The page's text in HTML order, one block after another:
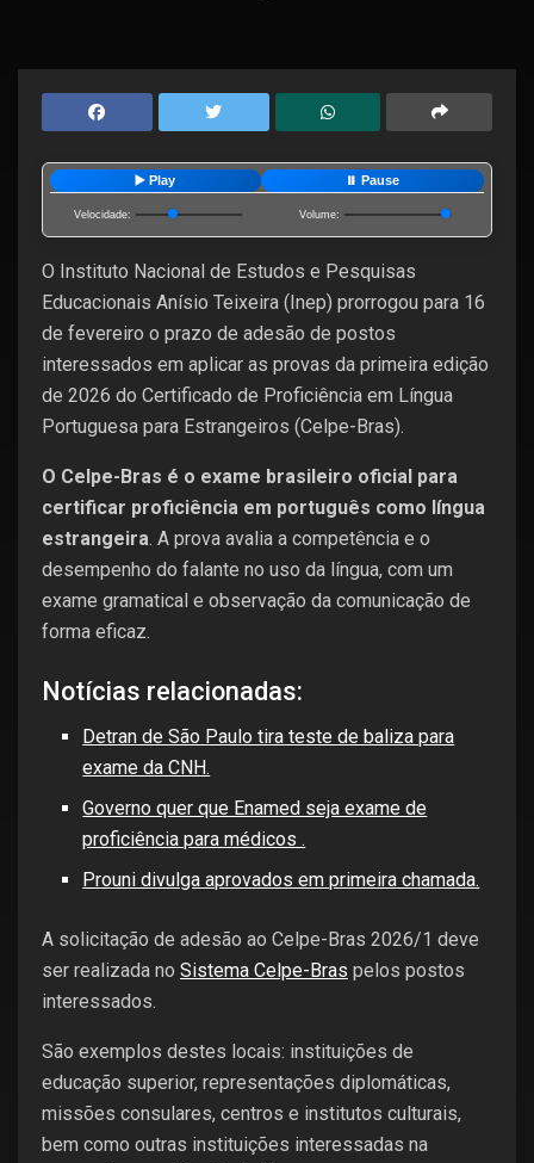
▶️ Play ⏸️ Pause
Velocidade: Volume:
O Instituto Nacional de Estudos e Pesquisas
Educacionais Anísio Teixeira (Inep) prorrogou para 16
de fevereiro o prazo de adesão de postos
interessados em aplicar as provas da primeira edição
de 2026 do Certificado de Proficiência em Língua
Portuguesa para Estrangeiros (Celpe-Bras).
O Celpe-Bras é o exame brasileiro oficial para
certificar proficiência em português como língua
estrangeira. A prova avalia a competência e o
desempenho do falante no uso da língua, com um
exame gramatical e observação da comunicação de
forma eficaz.
Notícias relacionadas:
Detran de São Paulo tira teste de baliza para
exame da CNH.
Governo quer que Enamed seja exame de
proficiência para médicos .
Prouni divulga aprovados em primeira chamada.
A solicitação de adesão ao Celpe-Bras 2026/1 deve
ser realizada no Sistema Celpe-Bras pelos postos
interessados.
São exemplos destes locais: instituições de
educação superior, representações diplomáticas,
missões consulares, centros e institutos culturais,
bem como outras instituições interessadas na